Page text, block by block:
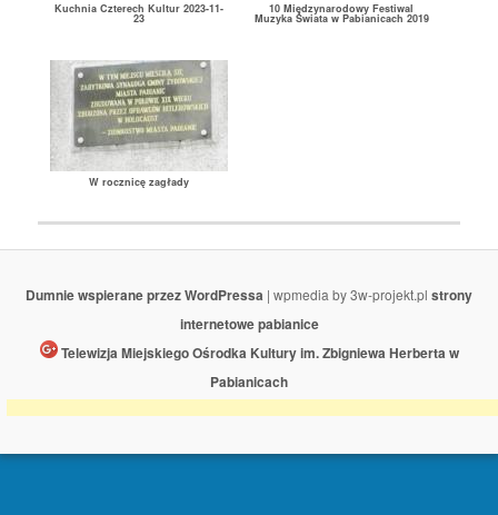
Kuchnia Czterech Kultur 2023-11-
23
10 Międzynarodowy Festiwal
Muzyka Świata w Pabianicach 2019
W rocznicę zagłady
Dumnie wspierane przez WordPressa | wpmedia by 3w-projekt.pl strony
internetowe pabianice
Telewizja Miejskiego Ośrodka Kultury im. Zbigniewa Herberta w
Pabianicach